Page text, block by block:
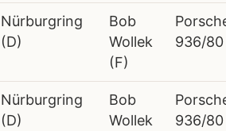
Nürburgring
(D)
Bob
Wollek
(F)
936/80
Nürburgring
(D)
Bob
Wollek
936/80